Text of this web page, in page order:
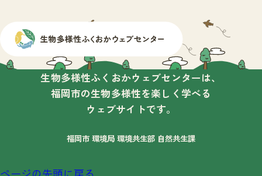
生物多様性ふくおかウェブセンターは、
福岡市の生物多様性を楽しく学べる
ウェブサイトです。
福岡市 環境局 環境共生部 自然共生課